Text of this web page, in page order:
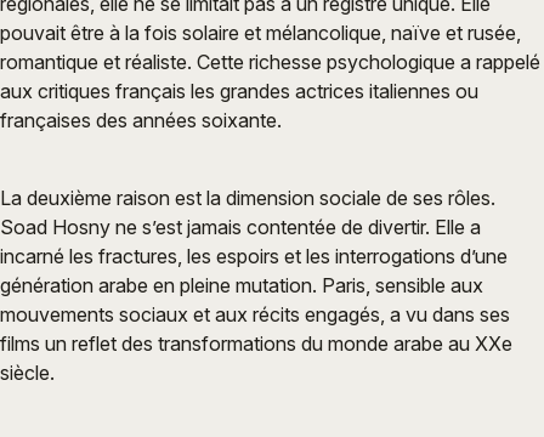
pouvait être à la fois solaire et mélancolique, naïve et rusée,
romantique et réaliste. Cette richesse psychologique a rappelé
aux critiques français les grandes actrices italiennes ou
françaises des années soixante.
La deuxième raison est la dimension sociale de ses rôles.
Soad Hosny ne s’est jamais contentée de divertir. Elle a
incarné les fractures, les espoirs et les interrogations d’une
génération arabe en pleine mutation. Paris, sensible aux
mouvements sociaux et aux récits engagés, a vu dans ses
films un reflet des transformations du monde arabe au XXe
siècle.